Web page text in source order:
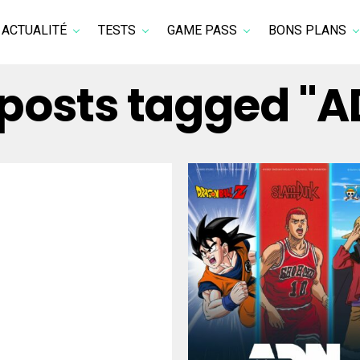
ACTUALITÉ TESTS GAME PASS BONS PLANS
tagged